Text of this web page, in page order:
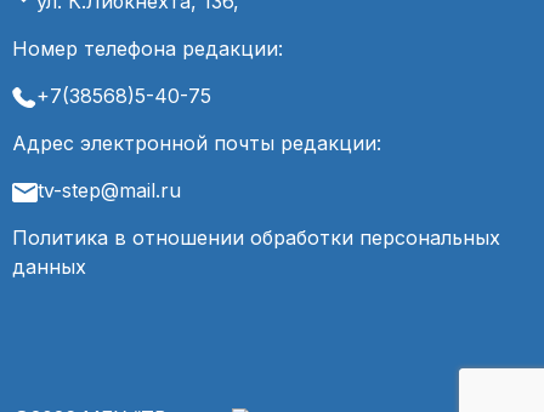
Номер телефона редакции:
+7(38568)5-40-75
Адрес электронной почты редакции:
tv-step@mail.ru
Политика в отношении обработки персональных
данных